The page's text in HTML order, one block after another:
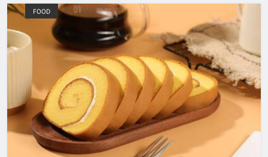
FOOD